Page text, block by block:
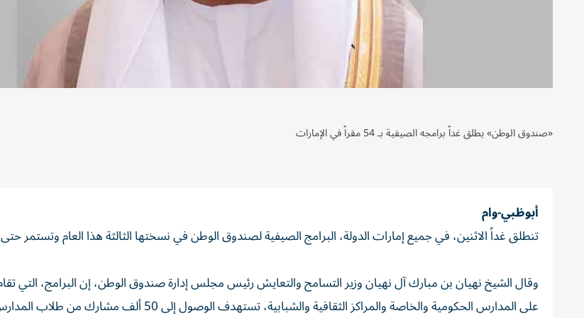
«صندوق الوطن» يطلق غداً برامجه الصيفية بـ 54 مقراً في الإمارات
أبوظبي-وام
تنطلق غداً الاثنين، في جميع إمارات الدولة، البرامج الصيفية لصندوق الوطن في نسختها الثالثة هذا العام وتستمر حتى 31 يوليو الجاري.
على المدارس الحكومية والخاصة والمراكز الثقافية والشبابية، تستهدف الوصول إلى 50 ألف مشارك من طلاب المدارس والجامعات.